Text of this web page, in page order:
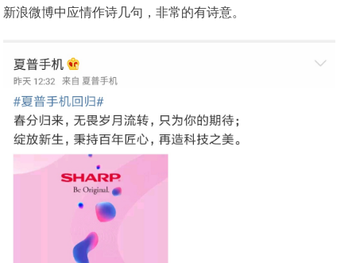
新浪微博中应情作诗几句，非常的有诗意。